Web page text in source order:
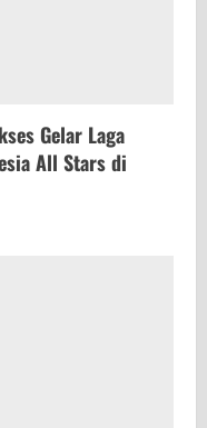
Gelar Laga
All Stars di